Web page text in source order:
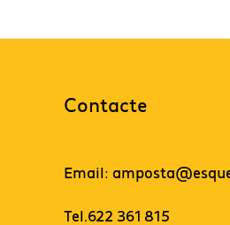
Contacte
Email:
Tel.622 361 815